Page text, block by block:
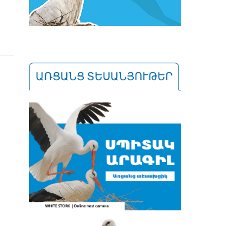
ԱՌՑԱՆՑ ՏԵՍԱՆՅՈՒԹԵՐ